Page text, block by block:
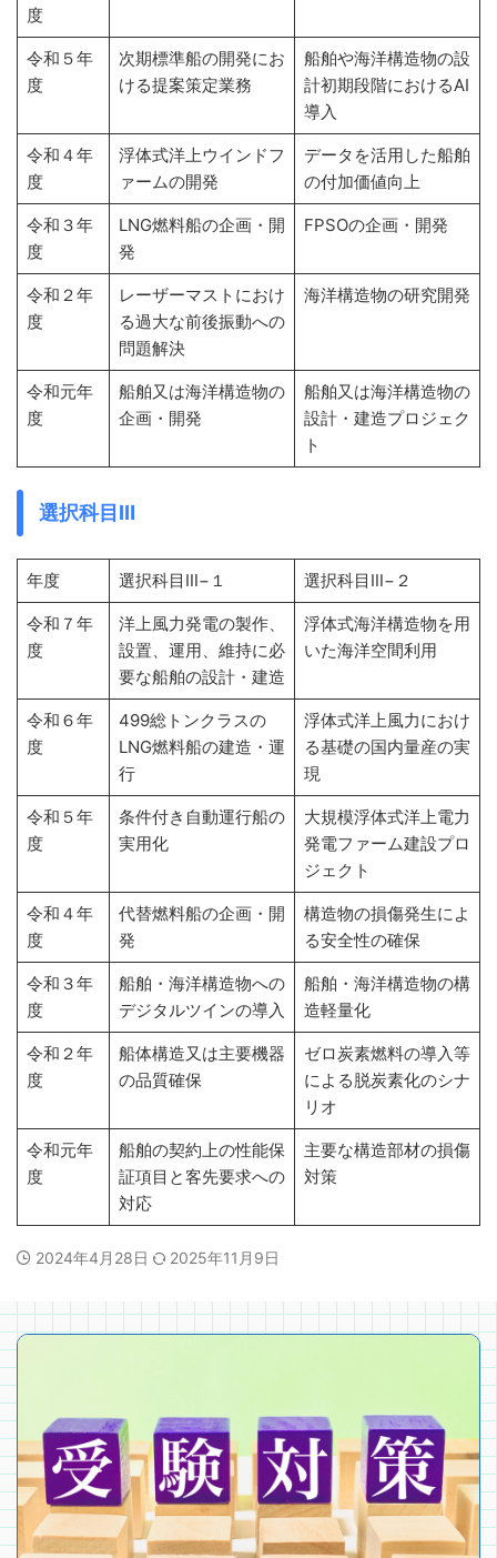
度
令和５年
度
次期標準船の開発にお
ける提案策定業務
船舶や海洋構造物の設
計初期段階におけるAI
導入
令和４年
度
浮体式洋上ウインドフ
ァームの開発
データを活用した船舶
の付加価値向上
令和３年
度
LNG燃料船の企画・開
発
FPSOの企画・開発
令和２年
度
レーザーマストにおけ
る過大な前後振動への
問題解決
海洋構造物の研究開発
令和元年
度
船舶又は海洋構造物の
企画・開発
船舶又は海洋構造物の
設計・建造プロジェク
ト
選択科目Ⅲ
年度 選択科目Ⅲ−１ 選択科目Ⅲ−２
令和７年
度
洋上風力発電の製作、
設置、運用、維持に必
要な船舶の設計・建造
浮体式海洋構造物を用
いた海洋空間利用
令和６年
度
499総トンクラスの
LNG燃料船の建造・運
行
浮体式洋上風力におけ
る基礎の国内量産の実
現
令和５年
度
条件付き自動運行船の
実用化
大規模浮体式洋上電力
発電ファーム建設プロ
ジェクト
令和４年
度
代替燃料船の企画・開
発
構造物の損傷発生によ
る安全性の確保
令和３年
度
船舶・海洋構造物への
デジタルツインの導入
船舶・海洋構造物の構
造軽量化
令和２年
度
船体構造又は主要機器
の品質確保
ゼロ炭素燃料の導入等
による脱炭素化のシナ
リオ
令和元年
度
船舶の契約上の性能保
証項目と客先要求への
対応
主要な構造部材の損傷
対策
2024年4月28日 2025年11月9日